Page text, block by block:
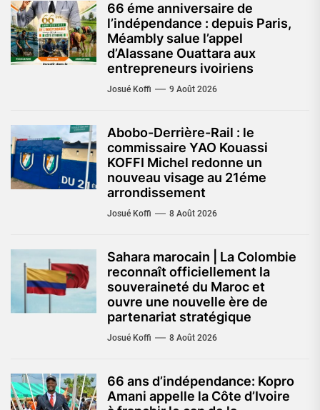
66 éme anniversaire de
l’indépendance : depuis Paris,
Méambly salue l’appel
d’Alassane Ouattara aux
entrepreneurs ivoiriens
Josué Koffi 9 Août 2026
Abobo-Derrière-Rail : le
commissaire YAO Kouassi
KOFFI Michel redonne un
nouveau visage au 21éme
arrondissement
Josué Koffi 8 Août 2026
Sahara marocain | La Colombie
reconnaît officiellement la
souveraineté du Maroc et
ouvre une nouvelle ère de
partenariat stratégique
Josué Koffi 8 Août 2026
66 ans d’indépendance: Kopro
Amani appelle la Côte d’Ivoire